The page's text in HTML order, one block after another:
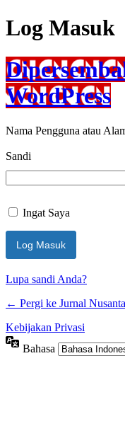
Log Masuk
WordPress
Nama Pengguna atau
Sandi
Ingat Saya
Lupa sandi Anda?
← Pergi ke Jurnal
Kebijakan Privasi
Bahasa